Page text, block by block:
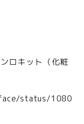
ロキット（化粧
status/1080